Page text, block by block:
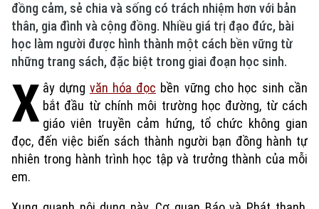
đồng cảm, sẻ chia và sống có trách nhiệm hơn với bản
thân, gia đình và cộng đồng. Nhiều giá trị đạo đức, bài
học làm người được hình thành một cách bền vững từ
những trang sách, đặc biệt trong giai đoạn học sinh.
X ây dựng văn hóa đọc bền vững cho học sinh cần
bắt đầu từ chính môi trường học đường, từ cách
giáo viên truyền cảm hứng, tổ chức không gian
đọc, đến việc biến sách thành người bạn đồng hành tự
nhiên trong hành trình học tập và trưởng thành của mỗi
em.